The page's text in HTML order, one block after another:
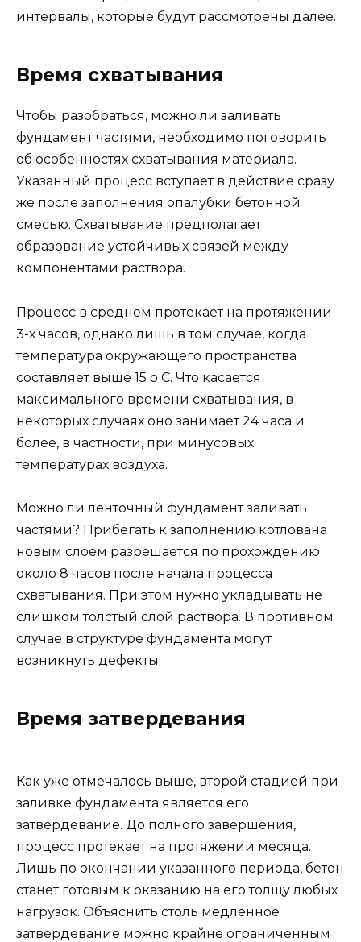
интервалы, которые будут рассмотрены далее.
Время схватывания
Чтобы разобраться, можно ли заливать
фундамент частями, необходимо поговорить
об особенностях схватывания материала.
Указанный процесс вступает в действие сразу
же после заполнения опалубки бетонной
смесью. Схватывание предполагает
образование устойчивых связей между
компонентами раствора.
Процесс в среднем протекает на протяжении
3-х часов, однако лишь в том случае, когда
температура окружающего пространства
составляет выше 15 о С. Что касается
максимального времени схватывания, в
некоторых случаях оно занимает 24 часа и
более, в частности, при минусовых
температурах воздуха.
Можно ли ленточный фундамент заливать
частями? Прибегать к заполнению котлована
новым слоем разрешается по прохождению
около 8 часов после начала процесса
схватывания. При этом нужно укладывать не
слишком толстый слой раствора. В противном
случае в структуре фундамента могут
возникнуть дефекты.
Время затвердевания
Как уже отмечалось выше, второй стадией при
заливке фундамента является его
затвердевание. До полного завершения,
процесс протекает на протяжении месяца.
Лишь по окончании указанного периода, бетон
станет готовым к оказанию на его толщу любых
нагрузок. Объяснить столь медленное
затвердевание можно крайне ограниченным